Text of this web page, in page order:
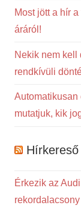
Most jött a hír
áráról!
Nekik nem kell
rendkívüli
Automatikusan
mutatjuk, kik
Hírkereső
Érkezik az